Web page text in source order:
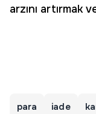
arzını artırmak
para iade